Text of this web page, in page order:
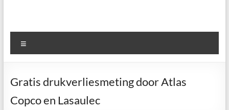
Gratis drukverliesmeting door Atlas
Copco en Lasaulec